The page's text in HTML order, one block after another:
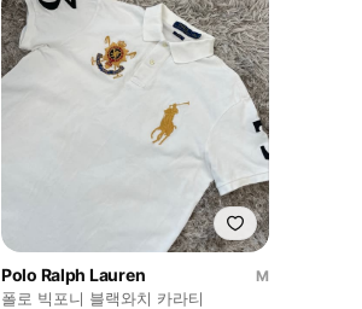
Polo Ralph Lauren
M
폴로 빅포니 블랙와치 카라티